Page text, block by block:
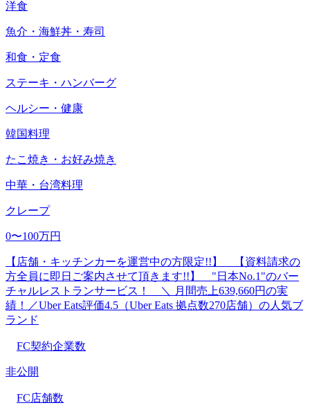
洋食
魚介・海鮮丼・寿司
和食・定食
ステーキ・ハンバーグ
ヘルシー・健康
韓国料理
たこ焼き・お好み焼き
中華・台湾料理
クレープ
0〜100万円
【店舗・キッチンカーを運営中の方限定!!】 【資料請求の
方全員に即日ご案内させて頂きます!!】 "日本No.1"のバー
チャルレストランサービス！ ＼ 月間売上639,660円の実
績！／Uber Eats評価4.5（Uber Eats 拠点数270店舗）の人気ブ
ランド
FC契約企業数
非公開
FC店舗数